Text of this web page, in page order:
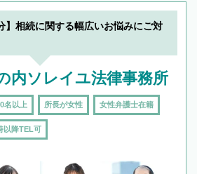
】相続に関する幅広いお悩みにご対
内ソレイユ法律事務所
名以上 所長が女性 女性弁護士在籍
以降TEL可